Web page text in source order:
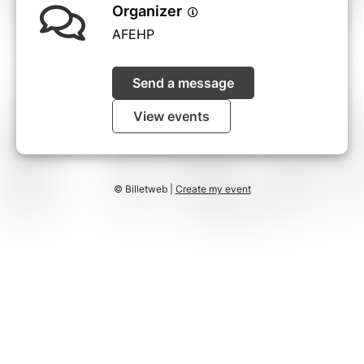
Organizer
AFEHP
Send a message
View events
© Billetweb | Create my event